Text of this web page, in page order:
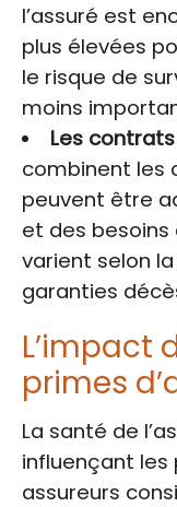
l’assuré est
plus élevées
le risque de
moins
Les
combinent les
peuvent être
et des besoins
varient selon
garanties
L’impact
primes
La santé de
influençant les
assureurs